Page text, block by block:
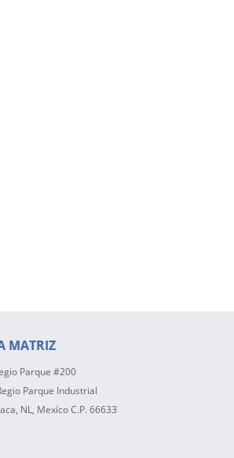
MATRIZ
Parque #200
Parque Industrial
NL, Mexíco C.P. 66633